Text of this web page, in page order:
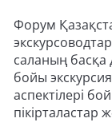
Форум
саланың басқа
бойы
аспектілері
пікірталастар